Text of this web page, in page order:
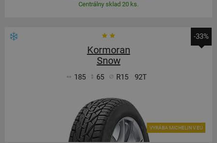
Centrálny sklad 20 ks.
-33%
Kormoran
Snow
185 65 R15 92T
VYRÁBA MICHELIN V EÚ